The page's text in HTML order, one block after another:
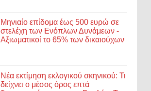
Μηνιαίο επίδομα έως 500 ευρώ σε
στελέχη των Ενόπλων Δυνάμεων -
Αξιωματικοί το 65% των δικαιούχων
Νέα εκτίμηση εκλογικού σκηνικού: Τι
δείχνει ο μέσος όρος επτά